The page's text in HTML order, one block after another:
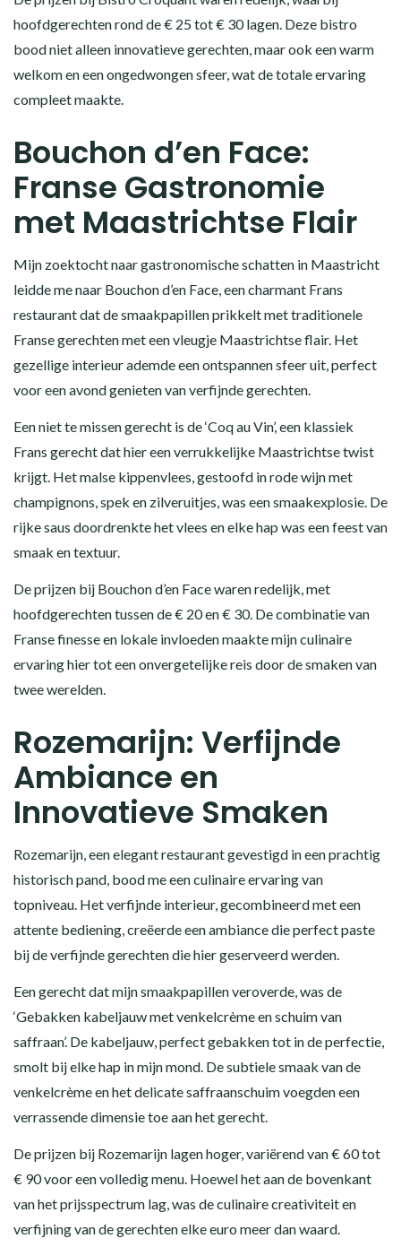
hoofdgerechten rond de € 25 tot € 30 lagen. Deze bistro
bood niet alleen innovatieve gerechten, maar ook een warm
welkom en een ongedwongen sfeer, wat de totale ervaring
compleet maakte.
Bouchon d’en Face:
Franse Gastronomie
met Maastrichtse Flair
Mijn zoektocht naar gastronomische schatten in Maastricht
leidde me naar Bouchon d’en Face, een charmant Frans
restaurant dat de smaakpapillen prikkelt met traditionele
Franse gerechten met een vleugje Maastrichtse flair. Het
gezellige interieur ademde een ontspannen sfeer uit, perfect
voor een avond genieten van verfijnde gerechten.
Een niet te missen gerecht is de ‘Coq au Vin’, een klassiek
Frans gerecht dat hier een verrukkelijke Maastrichtse twist
krijgt. Het malse kippenvlees, gestoofd in rode wijn met
champignons, spek en zilveruitjes, was een smaakexplosie. De
rijke saus doordrenkte het vlees en elke hap was een feest van
smaak en textuur.
De prijzen bij Bouchon d’en Face waren redelijk, met
hoofdgerechten tussen de € 20 en € 30. De combinatie van
Franse finesse en lokale invloeden maakte mijn culinaire
ervaring hier tot een onvergetelijke reis door de smaken van
twee werelden.
Rozemarijn: Verfijnde
Ambiance en
Innovatieve Smaken
Rozemarijn, een elegant restaurant gevestigd in een prachtig
historisch pand, bood me een culinaire ervaring van
topniveau. Het verfijnde interieur, gecombineerd met een
attente bediening, creëerde een ambiance die perfect paste
bij de verfijnde gerechten die hier geserveerd werden.
Een gerecht dat mijn smaakpapillen veroverde, was de
‘Gebakken kabeljauw met venkelcrème en schuim van
saffraan’. De kabeljauw, perfect gebakken tot in de perfectie,
smolt bij elke hap in mijn mond. De subtiele smaak van de
venkelcrème en het delicate saffraanschuim voegden een
verrassende dimensie toe aan het gerecht.
De prijzen bij Rozemarijn lagen hoger, variërend van € 60 tot
€ 90 voor een volledig menu. Hoewel het aan de bovenkant
van het prijsspectrum lag, was de culinaire creativiteit en
verfijning van de gerechten elke euro meer dan waard.